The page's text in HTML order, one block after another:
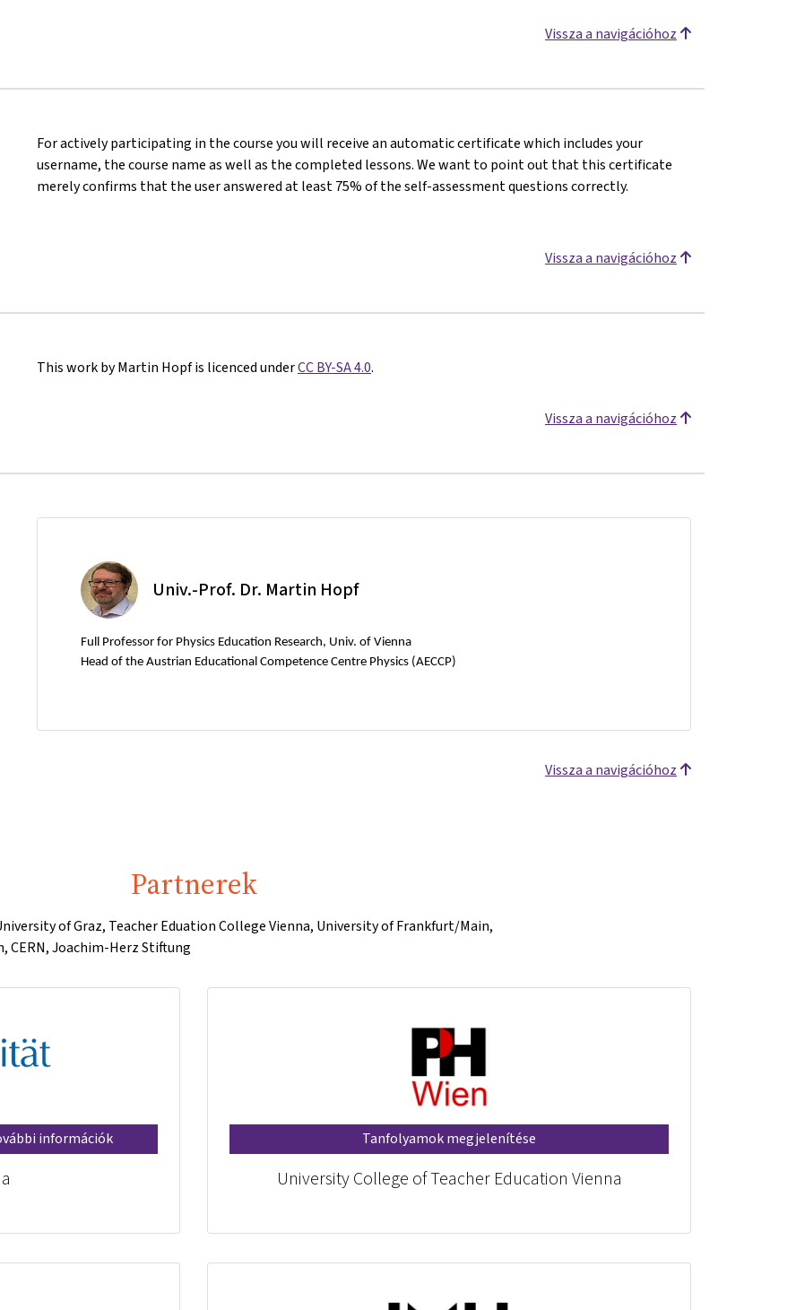
Vissza a navigációhoz
For actively participating in the course you will receive an automatic certificate which includes your
username, the course name as well as the completed lessons. We want to point out that this certificate
merely confirms that the user answered at least 75% of the self-assessment questions correctly.
Vissza a navigációhoz
This work by Martin Hopf is licenced underCC BY-SA 4.0.
Vissza a navigációhoz
Univ.-Prof. Dr. Martin Hopf
Full Professor for Physics Education Research, Univ. of Vienna
Head of the Austrian Educational Competence Centre Physics (AECCP)
Vissza a navigációhoz
Partnerek
of Graz, Teacher Eduation College Vienna, University of Frankfurt/Main,
CERN, Joachim-Herz Stiftung
információk Tanfolyamok megjelenítése
University College of Teacher Education Vienna